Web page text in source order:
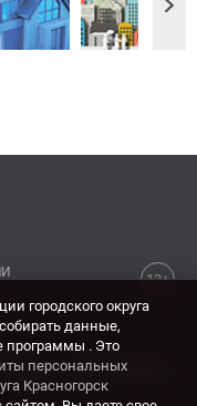
12+
г. Красногорск,
городского округа
данные,
программы . Это
персональных
Красногорск